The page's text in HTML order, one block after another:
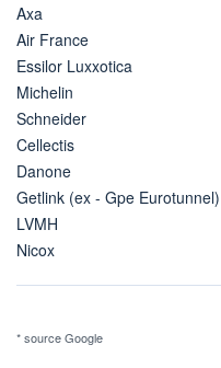
Axa
Air France
Essilor Luxxotica
Michelin
Schneider
Cellectis
Danone
Getlink (ex - Gpe Eurotunnel)
LVMH
Nicox
* source Google